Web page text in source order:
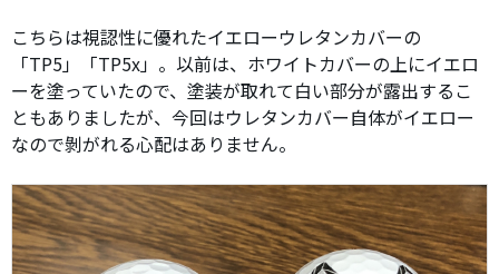
こちらは視認性に優れたイエローウレタンカバーの
「TP5」「TP5x」。以前は、ホワイトカバーの上にイエロ
ーを塗っていたので、塗装が取れて白い部分が露出するこ
ともありましたが、今回はウレタンカバー自体がイエロー
なので剝がれる心配はありません。